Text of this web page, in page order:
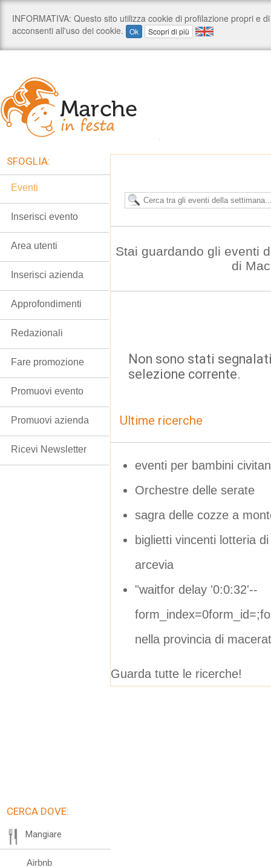
Stai guardando gli eventi
di
Non sono stati
selezione corrente.
Ultime ricerche
eventi per bambini
Orchestre delle serate
sagra delle cozze a
biglietti vincenti lotteria di
arcevia
"waitfor delay '0:0:32'--
nella provincia di
Guarda tutte le ricerche!
SFOGLIA:
Eventi
Inserisci evento
Area utenti
Inserisci azienda
Approfondimenti
Redazionali
Fare promozione
Promuovi evento
Promuovi azienda
Ricevi Newsletter
CERCA DOVE:
Mangiare
Airbnb